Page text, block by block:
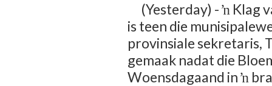
(Yesterday) - ŉ Klag
is teen die
provinsiale sekretaris,
gemaak nadat die
Woensdagaand in ŉ